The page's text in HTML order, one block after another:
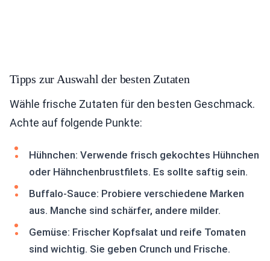
Tipps zur Auswahl der besten Zutaten
Wähle frische Zutaten für den besten Geschmack.
Achte auf folgende Punkte:
Hühnchen: Verwende frisch gekochtes Hühnchen
oder Hähnchenbrustfilets. Es sollte saftig sein.
Buffalo-Sauce: Probiere verschiedene Marken
aus. Manche sind schärfer, andere milder.
Gemüse: Frischer Kopfsalat und reife Tomaten
sind wichtig. Sie geben Crunch und Frische.